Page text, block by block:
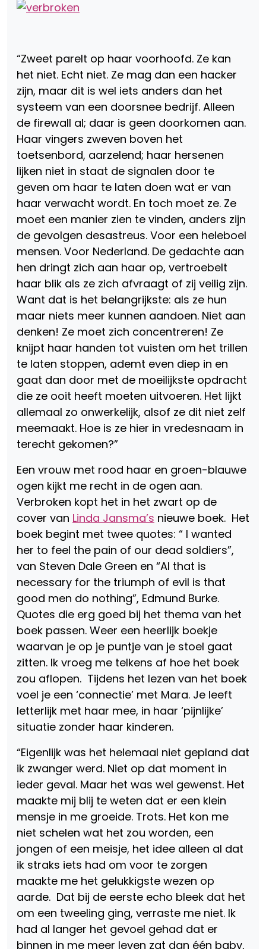
“Zweet parelt op haar voorhoofd. Ze kan
het niet. Echt niet. Ze mag dan een hacker
zijn, maar dit is wel iets anders dan het
systeem van een doorsnee bedrijf. Alleen
de firewall al; daar is geen doorkomen aan.
Haar vingers zweven boven het
toetsenbord, aarzelend; haar hersenen
lijken niet in staat de signalen door te
geven om haar te laten doen wat er van
haar verwacht wordt. En toch moet ze. Ze
moet een manier zien te vinden, anders zijn
de gevolgen desastreus. Voor een heleboel
mensen. Voor Nederland. De gedachte aan
hen dringt zich aan haar op, vertroebelt
haar blik als ze zich afvraagt of zij veilig zijn.
Want dat is het belangrijkste: als ze hun
maar niets meer kunnen aandoen. Niet aan
denken! Ze moet zich concentreren! Ze
knijpt haar handen tot vuisten om het trillen
te laten stoppen, ademt even diep in en
gaat dan door met de moeilijkste opdracht
die ze ooit heeft moeten uitvoeren. Het lijkt
allemaal zo onwerkelijk, alsof ze dit niet zelf
meemaakt. Hoe is ze hier in vredesnaam in
terecht gekomen?”
Een vrouw met rood haar en groen-blauwe
ogen kijkt me recht in de ogen aan.
Verbroken kopt het in het zwart op de
cover van Linda Jansma’s nieuwe boek. Het
boek begint met twee quotes: “ I wanted
her to feel the pain of our dead soldiers”,
van Steven Dale Green en “Al that is
necessary for the triumph of evil is that
good men do nothing”, Edmund Burke.
Quotes die erg goed bij het thema van het
boek passen. Weer een heerlijk boekje
waarvan je op je puntje van je stoel gaat
zitten. Ik vroeg me telkens af hoe het boek
zou aflopen. Tijdens het lezen van het boek
voel je een ‘connectie’ met Mara. Je leeft
letterlijk met haar mee, in haar ‘pijnlijke’
situatie zonder haar kinderen.
“Eigenlijk was het helemaal niet gepland dat
ik zwanger werd. Niet op dat moment in
ieder geval. Maar het was wel gewenst. Het
maakte mij blij te weten dat er een klein
mensje in me groeide. Trots. Het kon me
niet schelen wat het zou worden, een
jongen of een meisje, het idee alleen al dat
ik straks iets had om voor te zorgen
maakte me het gelukkigste wezen op
aarde. Dat bij de eerste echo bleek dat het
om een tweeling ging, verraste me niet. Ik
had al langer het gevoel gehad dat er
binnen in me meer leven zat dan één baby,